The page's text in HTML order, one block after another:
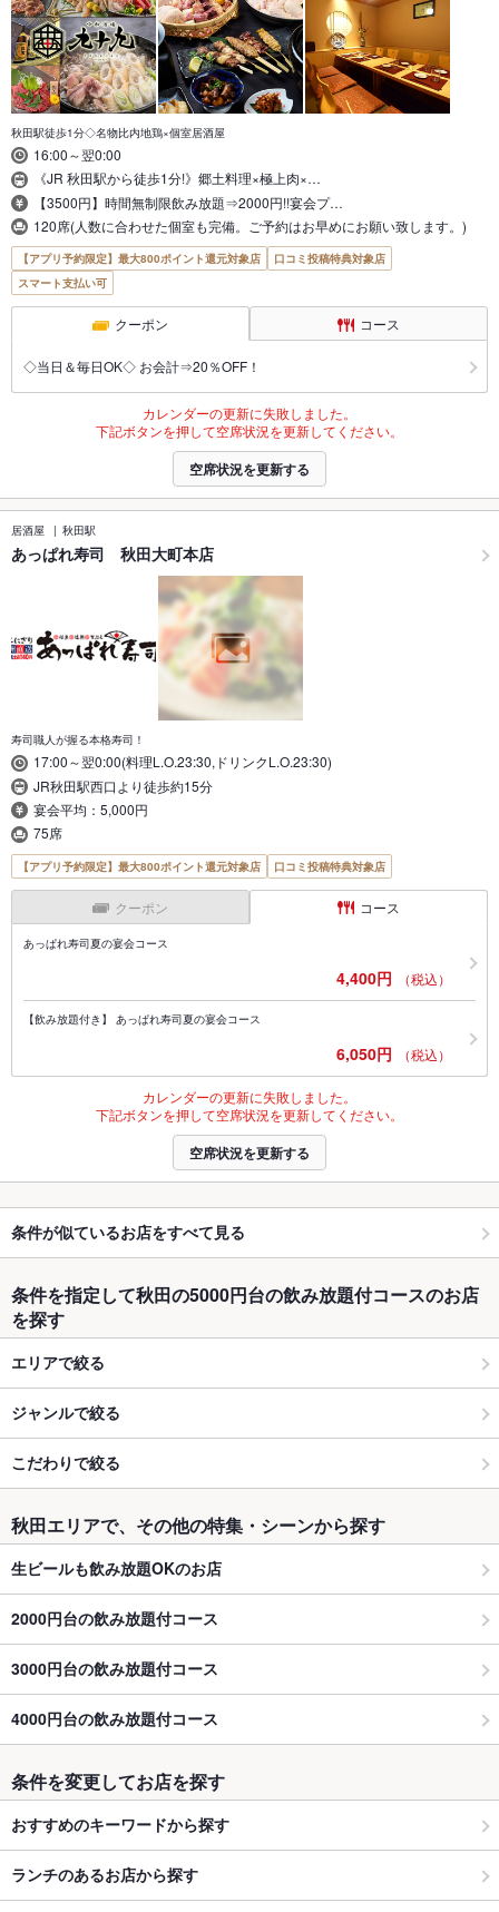
秋田駅徒歩1分◇名物比内地鶏×個室居酒屋
16:00～翌0:00
《JR 秋田駅から徒歩1分!》郷土料理×極上肉×…
【3500円】時間無制限飲み放題⇒2000円!!宴会プ…
120席(人数に合わせた個室も完備。ご予約はお早めにお願い致します。)
【アプリ予約限定】最大800ポイント還元対象店
口コミ投稿特典対象店
スマート支払い可
クーポン コース
◇当日＆毎日OK◇ お会計⇒20％OFF！
カレンダーの更新に失敗しました。
下記ボタンを押して空席状況を更新してください。
空席状況を更新する
居酒屋 秋田駅
あっぱれ寿司 秋田大町本店
寿司職人が握る本格寿司！
17:00～翌0:00(料理L.O.23:30,ドリンクL.O.23:30)
JR秋田駅西口より徒歩約15分
宴会平均：5,000円
75席
【アプリ予約限定】最大800ポイント還元対象店 口コミ投稿特典対象店
クーポン コース
あっぱれ寿司夏の宴会コース
4,400円 （税込）
【飲み放題付き】 あっぱれ寿司夏の宴会コース
6,050円 （税込）
カレンダーの更新に失敗しました。
下記ボタンを押して空席状況を更新してください。
空席状況を更新する
条件が似ているお店をすべて見る
条件を指定して秋田の5000円台の飲み放題付コースのお店
を探す
エリアで絞る
ジャンルで絞る
こだわりで絞る
秋田エリアで、その他の特集・シーンから探す
生ビールも飲み放題OKのお店
2000円台の飲み放題付コース
3000円台の飲み放題付コース
4000円台の飲み放題付コース
条件を変更してお店を探す
おすすめのキーワードから探す
ランチのあるお店から探す